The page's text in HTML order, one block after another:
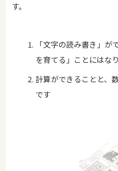
す。
「文字の読み書き」
を育てる」ことにはな
計算ができることと、
です